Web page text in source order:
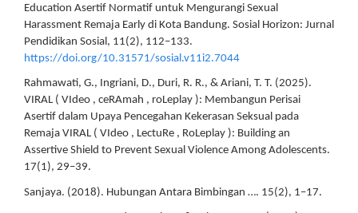
Education Asertif Normatif untuk Mengurangi Sexual
Harassment Remaja Early di Kota Bandung. Sosial Horizon: Jurnal
Pendidikan Sosial, 11(2), 112–133.
https://doi.org/10.31571/sosial.v11i2.7044
Rahmawati, G., Ingriani, D., Duri, R. R., & Ariani, T. T. (2025).
VIRAL ( VIdeo , ceRAmah , roLeplay ): Membangun Perisai
Asertif dalam Upaya Pencegahan Kekerasan Seksual pada
Remaja VIRAL ( VIdeo , LectuRe , RoLeplay ): Building an
Assertive Shield to Prevent Sexual Violence Among Adolescents.
17(1), 29–39.
Sanjaya. (2018). Hubungan Antara Bimbingan …. 15(2), 1–17.